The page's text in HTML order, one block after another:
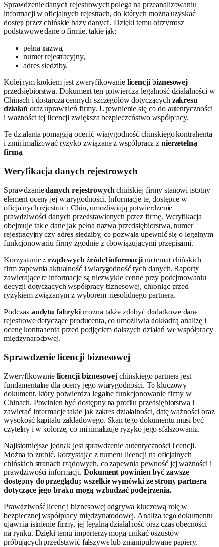
Sprawdzenie danych rejestrowych polega na przeanalizowaniu
informacji w oficjalnych rejestrach, do których można uzyskać
dostęp przez chińskie bazy danych. Dzięki temu otrzymasz
podstawowe dane o firmie, takie jak:
pełna nazwa,
numer rejestracyjny,
adres siedziby.
Kolejnym krokiem jest zweryfikowanielicencji biznesowej
przedsiębiorstwa. Dokument ten potwierdza legalność działalności w
Chinach i dostarcza cennych szczegółów dotyczących zakresu
działań oraz uprawnień firmy. Upewnienie się co do autentyczności
i ważności tej licencji zwiększa bezpieczeństwo współpracy.
Te działania pomagają ocenić wiarygodność chińskiego kontrahenta
i zminimalizować ryzyko związane z współpracą z nierzetelną
firmą.
Weryfikacja danych rejestrowych
Sprawdzaniedanych rejestrowych chińskiej firmy stanowi istotny
element oceny jej wiarygodności. Informacje te, dostępne w
oficjalnych rejestrach Chin, umożliwiają potwierdzenie
prawdziwości danych przedstawionych przez firmę. Weryfikacja
obejmuje takie dane jak pełna nazwa przedsiębiorstwa, numer
rejestracyjny czy adres siedziby, co pozwala upewnić się o legalnym
funkcjonowaniu firmy zgodnie z obowiązującymi przepisami.
Korzystanie zrządowych źródeł informacji na temat chińskich
firm zapewnia aktualność i wiarygodność tych danych. Raporty
zawierające te informacje są niezwykle cenne przy podejmowaniu
decyzji dotyczących współpracy biznesowej, chroniąc przed
ryzykiem związanym z wyborem niesolidnego partnera.
Podczas audytu fabrykimożna także zdobyć dodatkowe dane
rejestrowe dotyczące producenta, co umożliwia dokładną analizę i
ocenę kontrahenta przed podjęciem dalszych działań we współpracy
międzynarodowej.
Sprawdzenie licencji biznesowej
Zweryfikowanielicencji biznesowej chińskiego partnera jest
fundamentalne dla oceny jego wiarygodności. To kluczowy
dokument, który potwierdza legalne funkcjonowanie firmy w
Chinach. Powinien być dostępny na profilu przedsiębiorstwa i
zawierać informacje takie jak zakres działalności, datę ważności oraz
wysokość kapitału zakładowego. Skan tego dokumentu musi być
czytelny i w kolorze, co minimalizuje ryzyko jego sfałszowania.
Najistotniejsze jednak jest sprawdzenie autentyczności licencji.
Można to zrobić, korzystając z numeru licencji na oficjalnych
chińskich stronach rządowych, co zapewnia pewność jej ważności i
prawdziwości informacji. Dokument powinien być zawsze
dostępny do przeglądu; wszelkie wymówki ze strony partnera
dotyczące jego braku mogą wzbudzać podejrzenia.
Prawdziwość licencji biznesowej odgrywa kluczową rolę w
bezpiecznej współpracy międzynarodowej. Analiza tego dokumentu
ujawnia istnienie firmy, jej legalną działalność oraz czas obecności
na rynku. Dzięki temu importerzy mogą unikać oszustów
próbujących przedstawić fałszywe lub zmanipulowane papiery.